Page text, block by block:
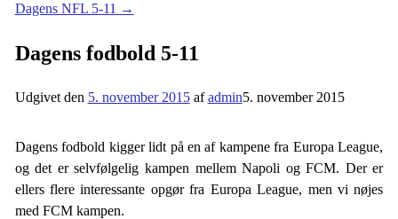
Dagens NFL 5-11 →
Dagens fodbold 5-11
Udgivet den 5. november 2015 afadmin5. november 2015
Dagens fodbold kigger lidt på en af kampene fra Europa League,
og det er selvfølgelig kampen mellem Napoli og FCM. Der er
ellers flere interessante opgør fra Europa League, men vi nøjes
med FCM kampen.